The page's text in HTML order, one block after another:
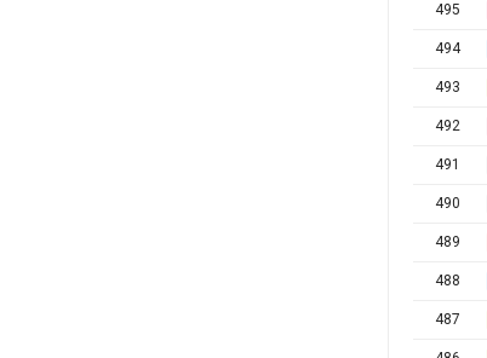
495
494
493
492
491
490
489
488
487